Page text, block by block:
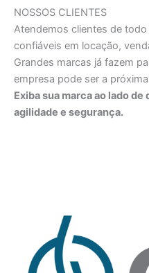
NOSSOS CLIENTES
Atendemos clientes de
confiáveis em locação,
Grandes marcas já fazem
empresa pode ser a
Exiba sua marca ao lado
agilidade e segurança.